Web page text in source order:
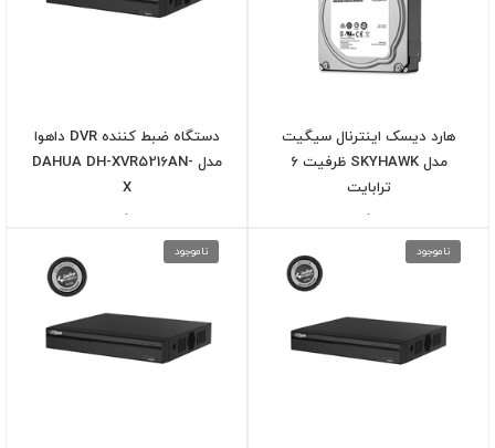
هارد دیسک اینترنال سیگیت
مدل SKYHAWK ظرفیت 6
ترابایت
-
دستگاه ضبط کننده DVR داهوا
مدل DAHUA DH-XVR5216AN-
X
-
ناموجود ناموجود